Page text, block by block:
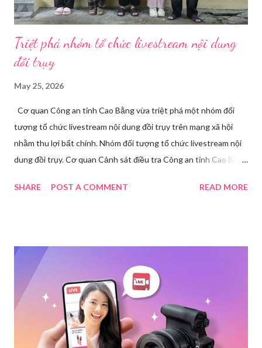
Triệt phá nhóm tổ chức livestream nội dung
đồi trụy
May 25, 2026
Cơ quan Công an tỉnh Cao Bằng vừa triệt phá một nhóm đối
tượng tổ chức livestream nội dung đồi trụy trên mạng xã hội
nhằm thu lợi bất chính. Nhóm đối tượng tổ chức livestream nội
dung đồi trụy. Cơ quan Cảnh sát điều tra Công an tỉnh Cao Bằng
tạm giam đối với Triệu Thị Dung về hành vi truyền bá văn hóa
dụng điện thoại xuất hiện các hoạt động phát trực tiếp nội dung
nhạy cảm, có dấu hiệu vi phạm pháp luật. Ngay sau khi tiếp
nhận, đơn vị đã nhanh chóng tổ chức xác minh, thu thập dữ liệu
để làm rõ. Kết quả điều tra ban đầu xác định, Triệu Thị Dung
(sinh năm 1994), trú tại xã Phủ Thông, tỉnh Thái Nguyên, cùng
một số đối tượng khác đã tham gia tổ chức livestream nội dung
SHARE POST A COMMENT READ MORE